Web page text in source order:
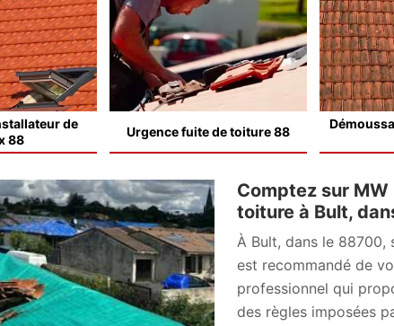
de
88
Urgence fuite de toiture 88
Comptez sur
toiture à Bult,
À Bult, dans le 88700,
est recommandé de
professionnel qui
des règles imposées